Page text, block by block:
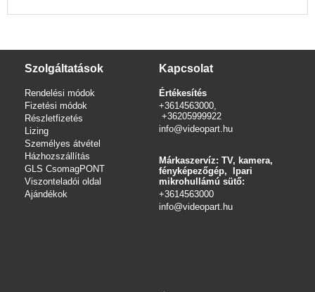
Szolgáltatások
Rendelési módok
Fizetési módok
Részletfizetés
Lizing
Személyes átvétel
Házhozszállítás
GLS CsomagPONT
Viszonteladói oldal
Ajándékok
Kapcsolat
Értékesítés
+3614563000,
+36205999922
info@videopart.hu
Márkaszervíz: TV, kamera,
fényképezőgép, Ipari
mikrohullámú sütő:
+3614563000
info@videopart.hu